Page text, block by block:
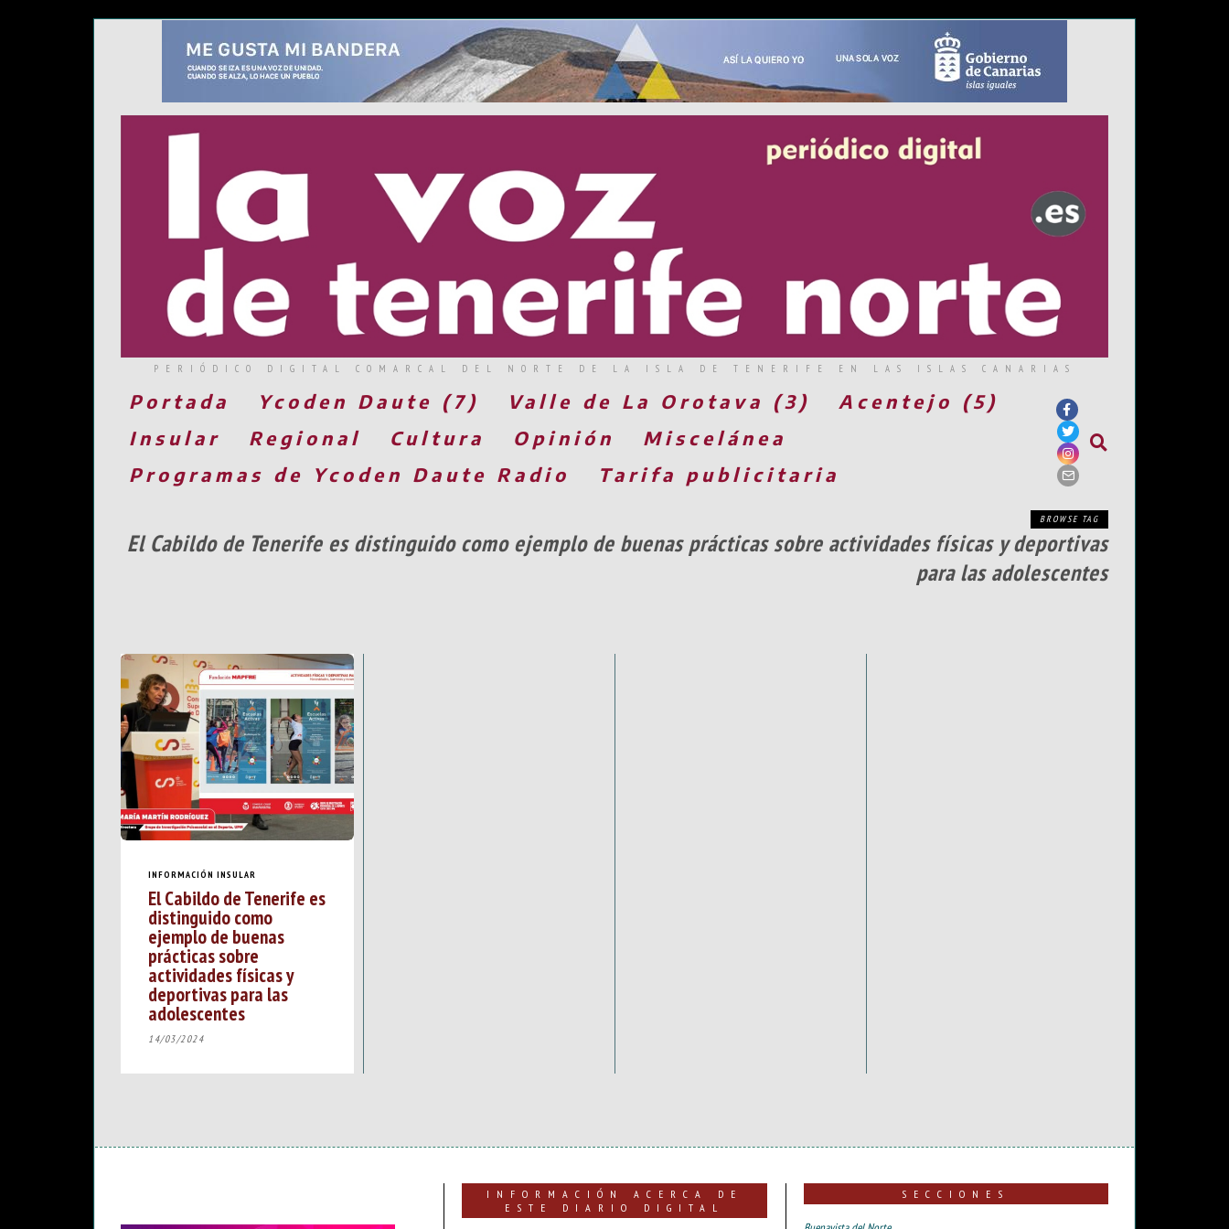
PERIÓDICO DIGITAL COMARCAL DEL NORTE DE LA ISLA DE TENERIFE EN LAS ISLAS CANARIAS
Portada Ycoden Daute (7) Valle de La Orotava (3)
Acentejo (5)
Insular
Regional Cultura Opinión
Miscelánea
Programas de Ycoden Daute Radio
Tarifa publicitaria
BROWSE TAG
El Cabildo de Tenerife es distinguido como ejemplo de buenas prácticas sobre actividades físicas y deportivas
para las adolescentes
INFORMACIÓN INSULAR
El Cabildo de Tenerife es
distinguido como
ejemplo de buenas
prácticas sobre
actividades físicas y
deportivas para las
adolescentes
14/03/2024
INFORMACIÓN ACERCA DE
ESTE DIARIO DIGITAL
SECCIONES